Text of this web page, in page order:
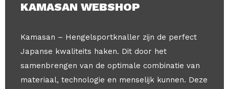
KAMASAN WEBSHOP
Kamasan – Hengelsportknaller zijn de perfect
Japanse kwaliteits haken. Dit door het
samenbrengen van de optimale combinatie van
materiaal, technologie en menselijk kunnen. Deze